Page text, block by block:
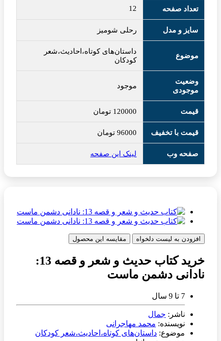
تعداد صفحه 12
سایز و مدل رحلی شومیز
موضوع
داستان‌های کوتاه،احادیث،شعر
کودکان
وضعیت
موجودی
موجود
قیمت 120000 تومان
قیمت با تخفیف 96000 تومان
صفحه وب لینک این صفحه
افزودن به لیست دلخواه مقایسه این محصول
خرید کتاب حدیث و شعر و قصه 13:
نادانی دشمن ماست
7 تا 9 سال
ناشر: جمال
نویسنده: محمد مهاجرانی
موضوع: داستان‌های کوتاه،احادیث،شعر کودکان